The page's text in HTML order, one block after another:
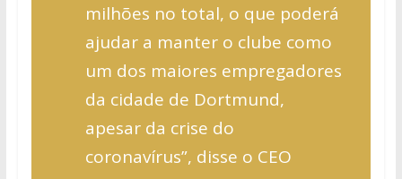
milhões no total, o que poderá
ajudar a manter o clube como
um dos maiores empregadores
da cidade de Dortmund,
apesar da crise do
coronavírus”, disse o CEO